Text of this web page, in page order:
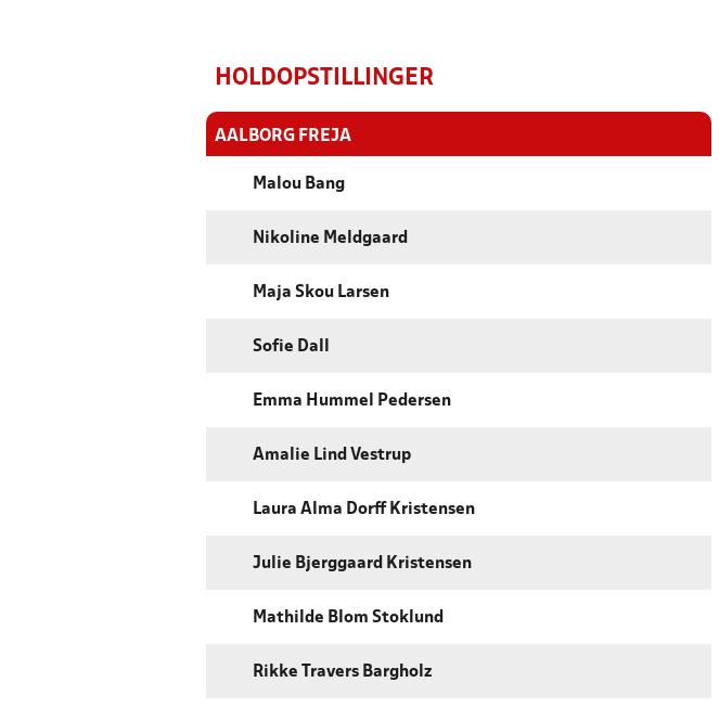
HOLDOPSTILLINGER
AALBORG FREJA
Malou Bang
Nikoline Meldgaard
Maja Skou Larsen
Sofie Dall
Emma Hummel Pedersen
Amalie Lind Vestrup
Laura Alma Dorff Kristensen
Julie Bjerggaard Kristensen
Mathilde Blom Stoklund
Rikke Travers Bargholz